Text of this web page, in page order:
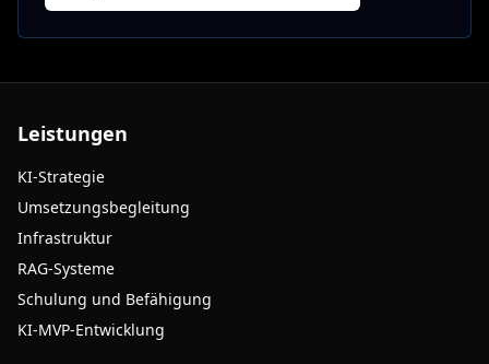
Leistungen
KI-Strategie
Umsetzungsbegleitung
Infrastruktur
RAG-Systeme
Schulung und Befähigung
KI-MVP-Entwicklung